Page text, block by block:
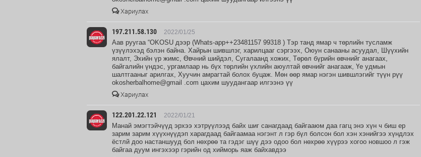
Хариулах
197.211.58.130 2022/01/25
Аав руугаа “OKOSU дээр (Whats-app++23481157 99318 ) Тэр танд ямар ч төрлийн тусламж
үзүүлэхэд бэлэн байна. Хайрын шившлэг, харилцааг сэргээх, Оюун санааны асуудал, Шүүхийн
ялалт, Эхийн үр жимс, Өвчний шийдэл, Сугалаанд хожих, Төрөл бүрийн өвчнийг анагаах,
байгалийн үндэс, ургамлаар нь бүх төрлийн үхлийн аюултай өвчнийг анагааж, Үе удмын
шалтгааныг арилгах, Хуучин амрагтай болох буцаж. Мөн өөр ямар нэгэн шившлэгийг түүн рүү
okosherbalhome@gmail .com цахим шуудангаар илгээнэ үү
Хариулах
122.201.22.121 2022/01/21
Манай эмэгтэйчүүд эрхээ хэтрүүлээд байх шиг санагдаад байгааюм даа гагц энэ хүн ч биш ер
зарим зарим хүүхнүүдэп харагдаад байгаамаа нэгэнт л гэр бүл болсон бол хэн хэнийгээ хүндлэх
ёстлй доо настаншууд бол нөхрөө та гэдэг шүү дээ одоо бол нөхрөө хүүрээ хогоо новшоо л гэж
байгаа дуум ингэхээр гэрийн од хийморь яаж байхавдээ